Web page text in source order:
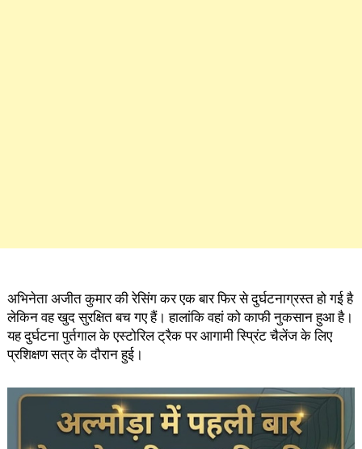
अभिनेता अजीत कुमार की रेसिंग कर एक बार फिर से दुर्घटनाग्रस्त हो गई है
लेकिन वह खुद सुरक्षित बच गए हैं। हालांकि वहां को काफी नुकसान हुआ है।
यह दुर्घटना पुर्तगाल के एस्टोरिल ट्रैक पर आगामी स्प्रिंट चैलेंज के लिए
प्रशिक्षण सत्र के दौरान हुई।